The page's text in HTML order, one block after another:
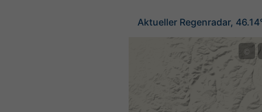
Aktueller Regenradar,
©